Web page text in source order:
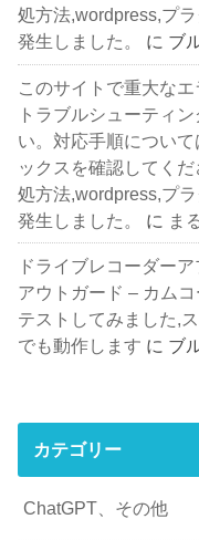
処方法,wordpress,プ
発生しました。
に ブ
このサイトで重大な
トラブルシューティ
い。対応手順につい
ックスを確認してく
処方法,wordpress,プ
発生しました。
に ま
ドライブレコーダー
アウトガード – カム
テストしてみました,
でも動作します に ブ
カテゴリー
ChatGPT、その他